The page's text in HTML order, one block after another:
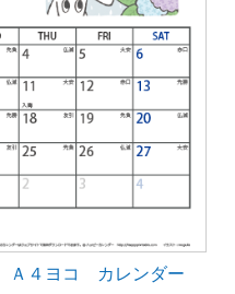
Ａ４ヨコ カレンダー